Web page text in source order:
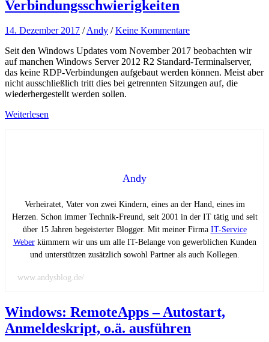
Verbindungsschwierigkeiten
14. Dezember 2017 /Andy /Keine Kommentare
Seit den Windows Updates vom November 2017 beobachten wir
auf manchen Windows Server 2012 R2 Standard-Terminalserver,
das keine RDP-Verbindungen aufgebaut werden können. Meist aber
nicht ausschließlich tritt dies bei getrennten Sitzungen auf, die
wiederhergestellt werden sollen.
Weiterlesen
Andy
Verheiratet, Vater von zwei Kindern, eines an der Hand, eines im
Herzen. Schon immer Technik-Freund, seit 2001 in der IT tätig und seit
über 15 Jahren begeisterter Blogger. Mit meiner Firma IT-Service
Weberkümmern wir uns um alle IT-Belange von gewerblichen Kunden
und unterstützen zusätzlich sowohl Partner als auch Kollegen.
www.andysblog.de/
Windows: RemoteApps – Autostart,
Anmeldeskript, o.ä. ausführen